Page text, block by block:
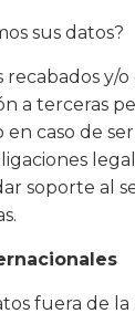
sus datos?
recabados y/
a terceras
caso de
soporte al
fuera de